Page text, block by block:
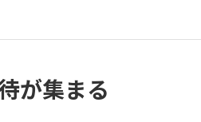
が集まる